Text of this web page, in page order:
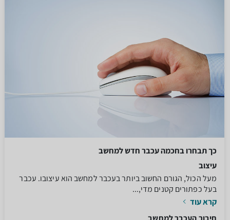
כך תבחרו בחכמה עכבר חדש למחשב
עיצוב
מעל הכול, הגורם החשוב ביותר בעכבר למחשב הוא עיצובו. עכבר
בעל כפתורים קטנים מדי,...
קרא עוד